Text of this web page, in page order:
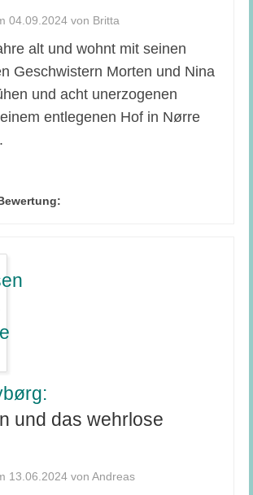
04.09.2024 von Britta
alt und wohnt mit seinen
Geschwistern Morten und Nina
und acht unerzogenen
entlegenen Hof in Nørre
und das wehrlose
13.06.2024 von Andreas